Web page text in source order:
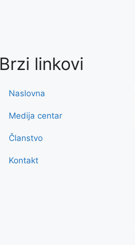
Brzi linkovi
Naslovna
Medija centar
Članstvo
Kontakt